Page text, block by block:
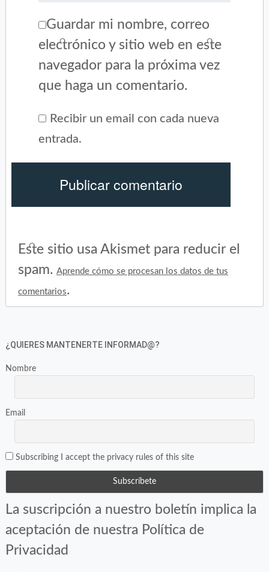
Guardar mi nombre, correo
electrónico y sitio web en este
navegador para la próxima vez
que haga un comentario.
Recibir un email con cada nueva
entrada.
Este sitio usa Akismet para reducir el
spam. Aprende cómo se procesan los datos de tus
comentarios.
¿QUIERES MANTENERTE INFORMAD@?
Nombre
Email
Subscribing I accept the privacy rules of this site
La suscripción a nuestro boletín implica la
aceptación de nuestra Política de
Privacidad